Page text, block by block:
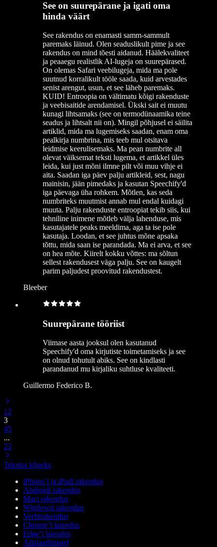
See on suurepärane ja igati oma
hinda väärt
See rakendus on enamasti samm-sammult
paremaks läinud. Olen seaduslikult pime ja see
rakendus on mind tõesti aidanud. Häälekvaliteet
ja peaaegu realistlik AI-lugeja on suurepärased.
On olemas Safari veebilugeja, mida ma pole
suutnud korralikult tööle saada, kuid arvestades
senist arengut, usun, et see läheb paremaks.
KUID! Entroopia on vältimatu kõigi rakenduste
ja veebisaitide arendamisel. Ükski sait ei muutu
kunagi lihtsamaks (see on termodünaamika teine
seadus ja lihtsalt nii on). Mingil põhjusel ei säilita
artiklid, mida ma lugemiseks saadan, enam oma
pealkirja numbrina, mis teeb mul otsitava
leidmise keerulisemaks. Ma pean numbrite all
olevat väiksemat teksti lugema, et artikkel üles
leida, kui just mõni ilmne pilt või muu vihje ei
aita. Saadan iga päev palju artikleid, sest, nagu
mainisin, jään pimedaks ja kasutan Speechify'd
iga päevaga üha rohkem. Mõtlen, kas seda
numbriteks muutmist annab mul endal kuidagi
muuta. Palju rakenduste entroopiat tekib siis, kui
tehniline inimene mõtleb välja lahenduse, mis
kasutajatele peaks meeldima, aga ta ise pole
kasutaja. Loodan, et see juhtus mõne apsaka
tõttu, mida saan ise parandada. Ma ei arva, et see
on hea mõte. Kiirelt kokku võttes: ma sõltun
sellest rakendusest väga palju. See on kaugelt
parim paljudest proovitud rakendustest.
Bleeber
Suurepärane tööriist
Viimase aasta jooksul olen kasutanud
Speechify'd oma kirjutiste toimetamiseks ja see
on olnud tohutult abiks. See on kindlasti
parandanud mu kirjaliku suhtluse kvaliteeti.
Guillermo Federico B.
1 2
3
45
...
23
Tekstist kõneks
iPhone’i ja iPadi rakendus
Androidi rakendus
Maci rakendus
Windowsi rakendus
Veebirakendus
Chrome’i laiendus
Edge’i laiendus
Allalaadimised